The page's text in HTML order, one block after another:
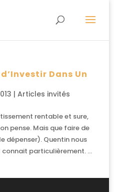
Dans Un
| Articles invités
rentable et sure,
pense. Mais que faire de
dépenser). Quentin nous
connait particulièrement. ...